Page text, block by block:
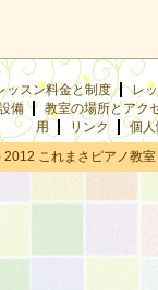
ッスン料金と制度
レ
備
教室の場所とアク
用
リンク
個
これまさピアノ教